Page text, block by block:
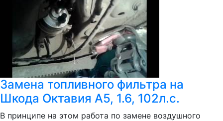
Замена топливного фильтра на
Шкода Октавия А5, 1.6, 102л.с.
В принципе на этом работа по замене воздушного